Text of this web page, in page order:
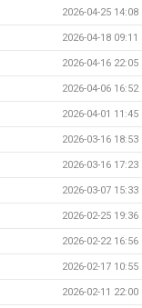
2026-04-25 14:08
2026-04-18 09:11
2026-04-16 22:05
2026-04-06 16:52
2026-04-01 11:45
2026-03-16 18:53
2026-03-16 17:23
2026-03-07 15:33
2026-02-25 19:36
2026-02-22 16:56
2026-02-17 10:55
2026-02-11 22:00